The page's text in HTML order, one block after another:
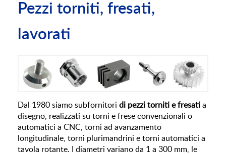
Pezzi torniti, fresati,
lavorati
Dal 1980 siamo subfornitori di pezzi torniti e fresati a
disegno, realizzati su torni e frese convenzionali o
automatici a CNC, torni ad avanzamento
longitudinale, torni plurimandrini e torni automatici a
tavola rotante. I diametri variano da 1 a 300 mm, le